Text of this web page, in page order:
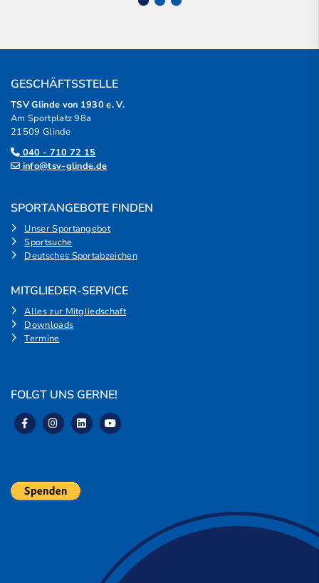
GESCHÄFTSSTELLE
TSV Glinde von 1930 e. V.
Am Sportplatz 98a
21509 Glinde
040 - 710 72 15
info@tsv-glinde.de
SPORTANGEBOTE FINDEN
Unser Sportangebot
Sportsuche
Deutsches Sportabzeichen
MITGLIEDER-SERVICE
Alles zur Mitgliedschaft
Downloads
Termine
FOLGT UNS GERNE!